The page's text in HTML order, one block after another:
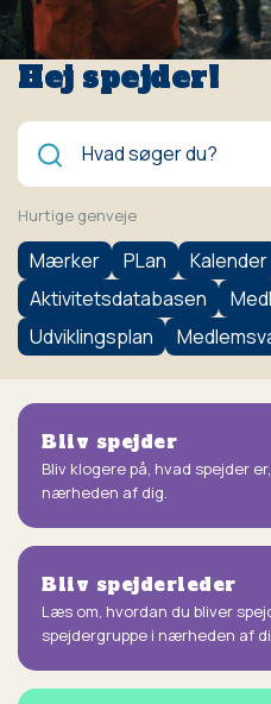
Hej spejder!
Søg
Hurtige genveje
Mærker PLan Kalender
Aktivitetsdatabasen
Udviklingsplan
Bliv spejder
Bliv klogere på, hvad spejder
nærheden af dig.
Bliv spejderleder
Læs om, hvordan du bliver
spejdergruppe i nærheden af